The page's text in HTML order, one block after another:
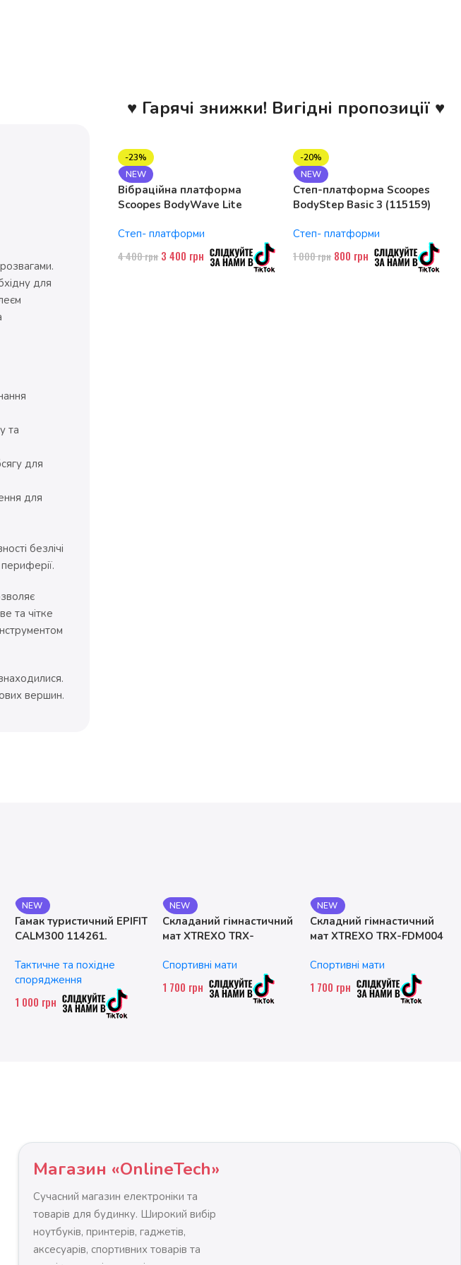
для
та
для
для
безлічі
та чітке
вершин.
♥ Гарячі знижки! Вигідні пропозиції ♥
-23%
NEW
Вібраційна платформа
Scoopes BodyWave Lite
Степ- платформи
4 400грн 3 400 грн
-20%
NEW
Степ-платформа Scoopes
BodyStep Basic 3 (115159)
рівні
Степ- платформи
1 000грн 800 грн
NEW
Гамак туристичний EPIFIT
CALM300 114261.
Тактичне та похідне
спорядження
1 000 грн
NEW
Складаний гімнастичний
мат XTREXO TRX-
Спортивні мати
1 700 грн
NEW
Складний гімнастичний
мат XTREXO TRX-FDM004
Спортивні мати
1 700 грн
Магазин «OnlineTech»
Сучасний магазин електроніки та
товарів для будинку. Широкий вибір
ноутбуків, принтерів, гаджетів,
аксесуарів, спортивних товарів та